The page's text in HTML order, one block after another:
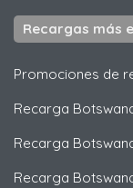
Recargas más
Promociones de
Recarga
Recarga
Recarga